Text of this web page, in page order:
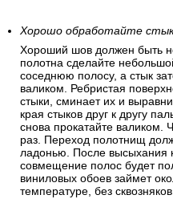
Хорошо обработайте
Хороший шов должен быть
полотна сделайте
соседнюю полосу, а стык
валиком. Ребристая
стыки, сминает их и
края стыков друг к другу
снова прокатайте валиком.
раз. Переход полотнищ
ладонью. После высыхания
совмещение полос будет
виниловых обоев займет
температуре, без